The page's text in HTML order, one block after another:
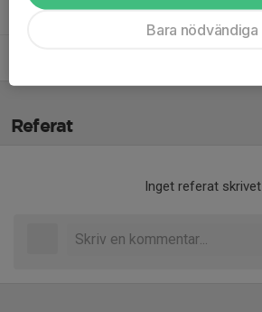
Elin MartinssonTränare
Referat
Inget referat skrivet
Bara nödvändiga